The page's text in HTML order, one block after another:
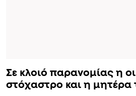
Σε κλοιό παρανομίας η
στόχαστρο και η μητέρα